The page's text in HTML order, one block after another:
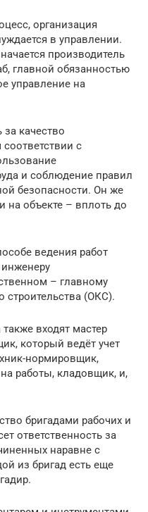
организация
в управлении.
производитель
главной обязанностью
управление на
за качество
с
и соблюдение правил
безопасности. Он же
на объекте – вплоть до
ведения работ
– главному
строительства (ОКС).
входят мастер
который ведёт учет
нормировщик,
работы, кладовщик, и,
бригадами рабочих и
ответственность за
наравне с
из бригад есть еще